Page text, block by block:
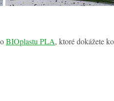
BIOplastu PLA, ktoré dokážete